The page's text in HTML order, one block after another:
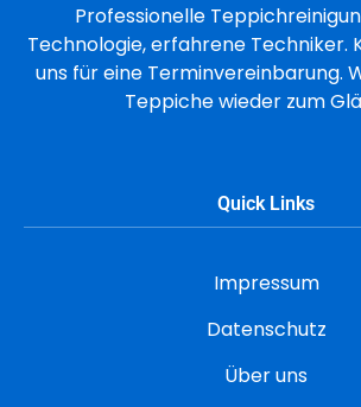
Professionelle
Technologie, erfahrene Techniker.
uns für eine Terminvereinbarung.
Teppiche wieder zum
Quick Links
Impressum
Datenschutz
Über uns